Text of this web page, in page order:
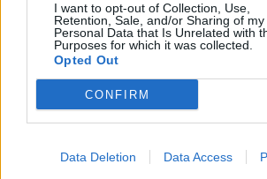
I want to opt-out of Collection, Use,
Retention, Sale, and/or Sharing of my
Personal Data that Is Unrelated with
Purposes for which it was collected.
Opted Out
CONFIRM
Data Deletion Data Access
GARANZIA DEL FONDO A VALERE
SPECIALE DI CUI ALL’ARTICOLO 56 DEL
DEL 17 MARZO 2020 N. 18
Banca del Mezzogiorno
3.024 euro
2020-12-11
SPECIALE DI CUI ALL’ARTICOLO 56 DEL